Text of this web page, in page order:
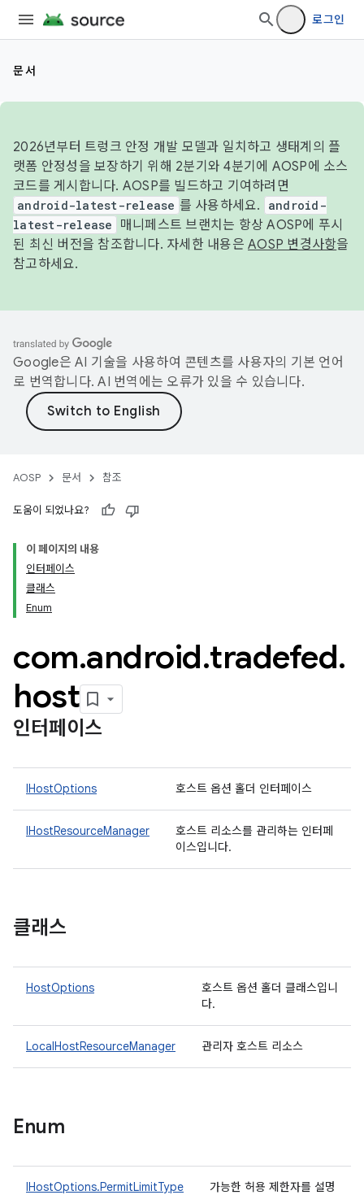
로그인
문서
2026년부터 트렁크 안정 개발 모델과 일치하고 생태계의 플
랫폼 안정성을 보장하기 위해 2분기와 4분기에 AOSP에 소스
코드를 게시합니다. AOSP를 빌드하고 기여하려면
android-latest-release 를 사용하세요.
android-
latest-release
매니페스트 브랜치는 항상 AOSP에 푸시
된 최신 버전을 참조합니다. 자세한 내용은 AOSP 변경사항을
참고하세요.
Google은 AI 기술을 사용하여 콘텐츠를 사용자의 기본 언어
로 번역합니다. AI 번역에는 오류가 있을 수 있습니다.
AOSP 문서 참조
도움이 되었나요?
이 페이지의 내용
인터페이스
클래스
Enum
com.android.tradefed.
host
인터페이스
IHostOptions 호스트 옵션 홀더 인터페이스
IHostResourceManager
호스트 리소스를 관리하는 인터페
이스입니다.
클래스
HostOptions
호스트 옵션 홀더 클래스입니
다.
LocalHostResourceManager 관리자 호스트 리소스
Enum
IHostOptions.PermitLimitType
가능한 허용 제한자를 설명